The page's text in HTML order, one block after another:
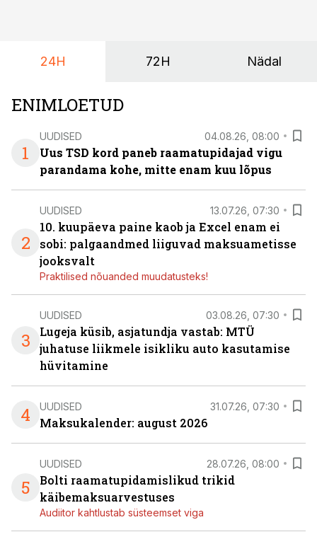
24H 72H Nädal
ENIMLOETUD
1
UUDISED 04.08.26, 08:00
Uus TSD kord paneb raamatupidajad vigu
parandama kohe, mitte enam kuu lõpus
2
UUDISED 13.07.26, 07:30
10. kuupäeva paine kaob ja Excel enam ei
sobi: palgaandmed liiguvad maksuametisse
jooksvalt
Praktilised nõuanded muudatusteks!
3
UUDISED 03.08.26, 07:30
Lugeja küsib, asjatundja vastab: MTÜ
juhatuse liikmele isikliku auto kasutamise
hüvitamine
4 UUDISED 31.07.26, 07:30
Maksukalender: august 2026
5
UUDISED 28.07.26, 08:00
Bolti raamatupidamislikud trikid
käibemaksuarvestuses
Audiitor kahtlustab süsteemset viga